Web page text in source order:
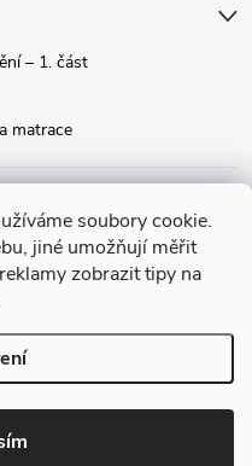
soubory cookie.
jiné umožňují měřit
zobrazit tipy na
– 1. část
matrace
práva vyhrazena.Upravit